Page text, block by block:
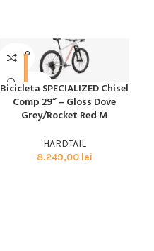
SOLD O
UT
SPECIALIZED
Bicicleta SPECIALIZED Chisel
Comp 29” – Gloss Dove
Grey/Rocket Red M
HARDTAIL
8.249,00 lei